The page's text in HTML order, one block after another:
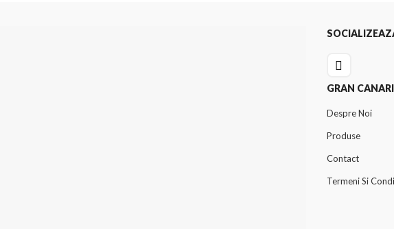
GRAN
Despre Noi
Produse
Contact
Termeni Si